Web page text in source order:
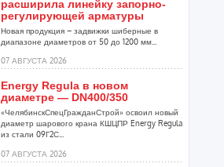
расширила линейку запорно-
регулирующей арматуры
Новая продукция – задвижки шиберные в
диапазоне диаметров от 50 до 1200 мм...
07 АВГУСТА 2026
Energy Regula в новом
диаметре — DN400/350
«ЧелябинскСпецГражданСтрой» освоил новый
диаметр шарового крана КШЦПР Energy Regula
из стали 09Г2С...
07 АВГУСТА 2026